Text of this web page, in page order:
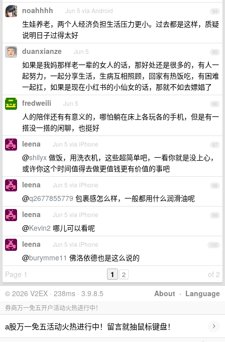
94
noahhhh Jun 5 via Android
生娃养老，两个人经济负担生活压力更小。过去都是这样，质疑
说明日子过得太好
95
duanxianze Jun 5
如果是我妈那样老一辈的女人的话，那好处还是很多的，有人一
起努力，一起分享生活，生病互相照顾，回家有热饭吃，有困难
一起扛，如果是现在小红书的小仙女的话，那就不如去嫖娼了
96
fredweili Jun 5
人的陪伴还有有意义的，哪怕躺在床上各玩各的手机，但是有一
搭没一搭的闲聊，也挺好
97
leena Jun 5 via iPhone
@shilyx 做饭，用洗衣机，这些超简单吧，一看你就是没上心，
或许你这个时间值得去做更值钱更有价值的事吧
98
leena Jun 5 via iPhone
@q2677855779 包裹感怎么样，一般都用什么润滑油呢
99
leena Jun 5 via iPhone
@Kevin2 哪儿可以看呢
100
leena Jun 5 via iPhone
@burymme11 佛洛依德也是这么说的
Page 1
of 2
1 2
About · Language
© 2026 V2EX · 238ms · 3.9.8.5
券商万一免五开户活动火热进行中！
a股万一免五活动火热进行中！留言就抽鼠标键盘！ ›